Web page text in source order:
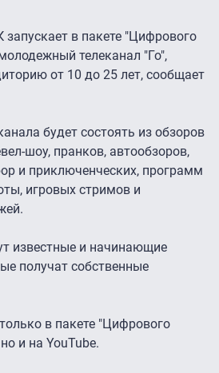
в пакете "Цифрового
телеканал "Го",
от 10 до 25 лет, сообщает
будет состоять из обзоров
шоу, пранков, автообзоров,
и приключенческих, программ
игровых стримов и
известные и начинающие
получат собственные
в пакете "Цифрового
и на YouTube.